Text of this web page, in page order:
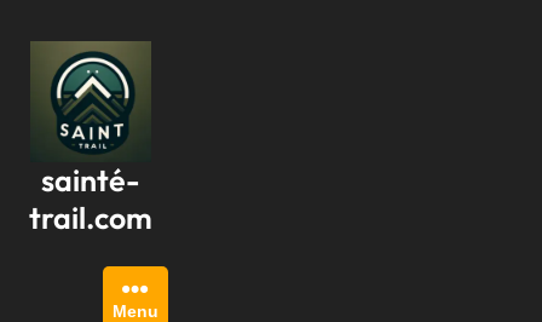
contenu
sainté-
trail.com
Menu